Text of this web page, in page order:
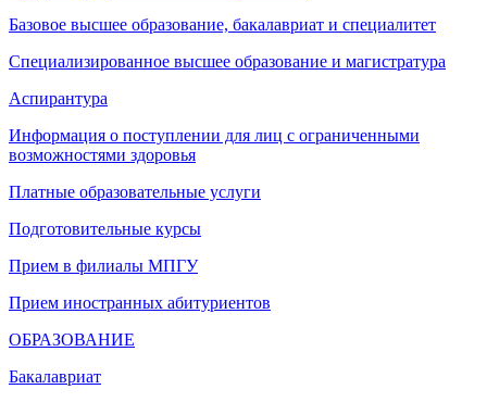
Базовое высшее образование, бакалавриат и специалитет
Специализированное высшее образование и магистратура
Аспирантура
Информация о поступлении для лиц с ограниченными
возможностями здоровья
Платные образовательные услуги
Подготовительные курсы
Прием в филиалы МПГУ
Прием иностранных абитуриентов
ОБРАЗОВАНИЕ
Бакалавриат